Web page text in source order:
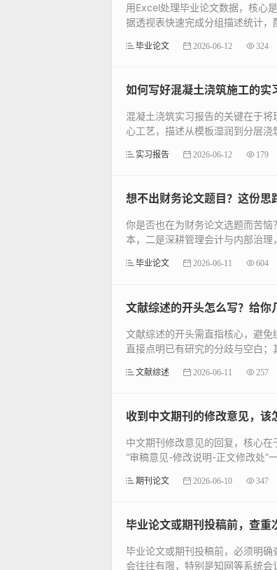
用Excel处理毕业论文数据，核心
据透视表快速完成分组描述统计
毕业论文 2026-06-12 324
如何写好混凝土浇筑施工的
混凝土浇筑实习报告的关键在于
心工艺，描述从模板湿润到分层
实习报告 2026-06-12 179
想不出财务论文题目？这份思
你是否也在为财务论文选题而苦
本，二是深耕管理会计与内部治
毕业论文 2026-06-11 604
文献综述的开头怎么写？给你
文献综述的开头需直指核心，避免
直接点明已有研究的分歧与空白；
文献综述 2026-06-11 257
收到中文期刊的修改意见，
中文期刊修改意见的回复，核心
“审稿意见-修改说明-正文修改处”
期刊论文 2026-06-10 347
毕业论文或期刊投稿前，查重
毕业论文或期刊投稿前，必须明
会往往有限，特别是知网等系统